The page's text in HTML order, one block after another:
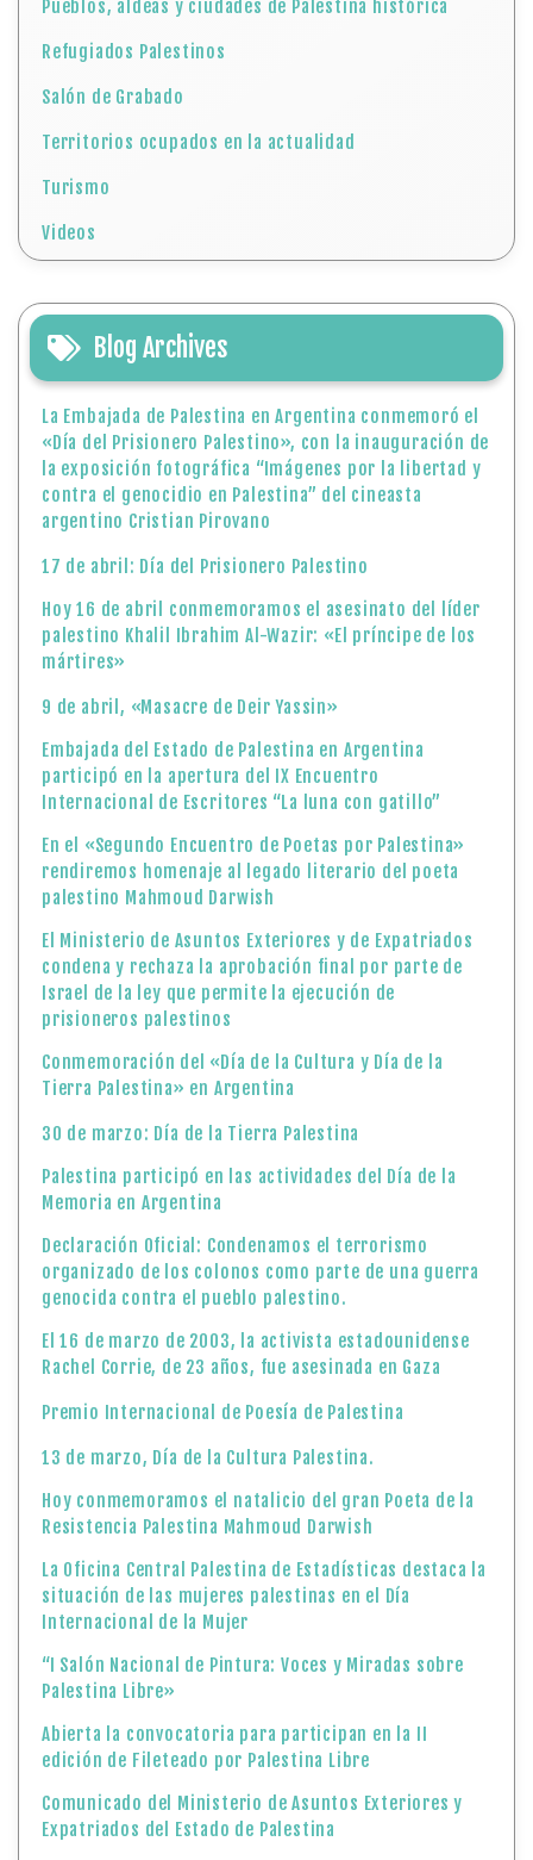
Blog Archives
«Día del Prisionero Palestino», con la inauguración de
la exposición fotográfica “Imágenes por la libertad y
argentino Cristian Pirovano
17 de abril: Día del Prisionero Palestino
palestino Khalil Ibrahim Al-Wazir: «El príncipe de los
mártires»
9 de abril, «Masacre de Deir Yassin»
participó en la apertura del IX Encuentro
En el «Segundo Encuentro de Poetas por Palestina»
rendiremos homenaje al legado literario del poeta
condena y rechaza la aprobación final por parte de
Israel de la ley que permite la ejecución de
prisioneros palestinos
Conmemoración del «Día de la Cultura y Día de la
Tierra Palestina» en Argentina
Palestina participó en las actividades del Día de la
Memoria en Argentina
Declaración Oficial: Condenamos el terrorismo
organizado de los colonos como parte de una guerra
genocida contra el pueblo palestino.
El 16 de marzo de 2003, la activista estadounidense
Premio Internacional de Poesía de Palestina
13 de marzo, Día de la Cultura Palestina.
Hoy conmemoramos el natalicio del gran Poeta de la
La Oficina Central Palestina de Estadísticas destaca la
Internacional de la Mujer
“I Salón Nacional de Pintura: Voces y Miradas sobre
Abierta la convocatoria para participan en la II
Comunicado del Ministerio de Asuntos Exteriores y
Expatriados del Estado de Palestina
25 de febrero: Conmemoración de la Masacre de
Hebrón
تشجع فلسطين على التشاور بشأن مسودة الدستور
المؤقت لدولة فلسطين
¡Convocatoria abierta!: Orquesta Juvenil de Palestina
La Presidencia palestina acoge con satisfacción los